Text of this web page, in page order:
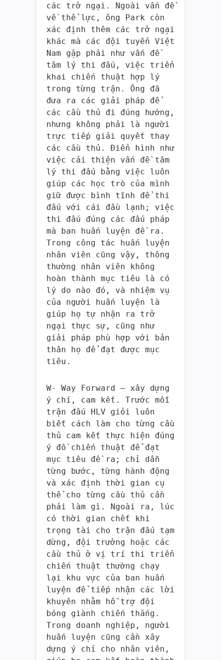
các trở ngại. Ngoài vấn đề
về thể lực, ông Park còn
xác định thêm các trở ngại
khác mà các đội tuyển Việt
Nam gặp phải như vấn đề
tâm lý thi đấu, việc triển
khai chiến thuật hợp lý
trong từng trận. Ông đã
đưa ra các giải pháp để
các cầu thủ đi đúng hướng,
nhưng không phải là người
trực tiếp giải quyết thay
các cầu thủ. Điển hình như
việc cải thiện vấn đề tâm
lý thi đấu bằng việc luôn
giúp các học trò của mình
giữ được bình tĩnh để thi
đấu với cái đầu lạnh; việc
thi đấu đúng các đấu pháp
mà ban huấn luyện đề ra.
Trong công tác huấn luyện
nhân viên cũng vậy, thông
thường nhân viên không
hoàn thành mục tiêu là có
lý do nào đó, và nhiệm vụ
của người huấn luyện là
giúp họ tự nhận ra trở
ngại thực sự, cũng như
giải pháp phù hợp với bản
thân họ để đạt được mục
tiêu.
W- Way Forward – xây dựng
ý chí, cam kết. Trước mỗi
trận đấu HLV giỏi luôn
biết cách làm cho từng cầu
thủ cam kết thực hiện đúng
ý đồ chiến thuật để đạt
mục tiêu đề ra; chỉ dẫn
từng bước, từng hành động
và xác định thời gian cụ
thể cho từng cầu thủ cần
phải làm gì. Ngoài ra, lúc
có thời gian chết khi
trọng tài cho trận đấu tạm
dừng, đội trưởng hoặc các
cầu thủ ở vị trí thi triển
chiến thuật thường chạy
lại khu vực của ban huấn
luyện để tiếp nhận các lời
khuyên nhằm hỗ trợ đội
bóng giành chiến thắng.
Trong doanh nghiệp, người
huấn luyện cũng cần xây
dựng ý chí cho nhân viên,